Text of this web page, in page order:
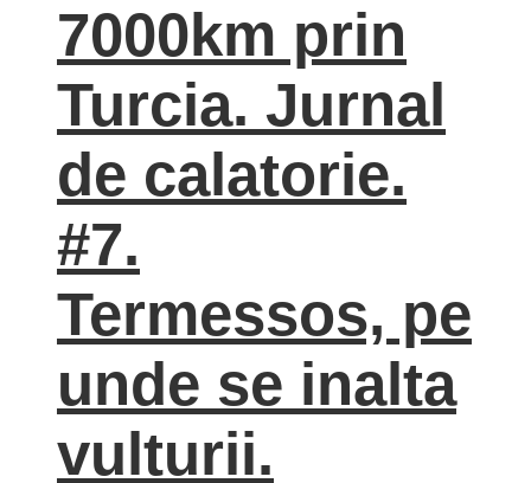
7000km prin
Turcia. Jurnal
de calatorie.
#7.
Termessos, pe
unde se inalta
vulturii.